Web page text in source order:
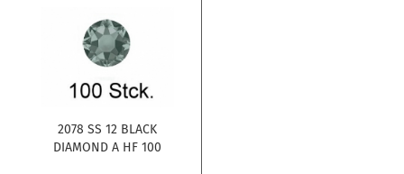
2078 SS 12 BLACK
DIAMOND A HF 100